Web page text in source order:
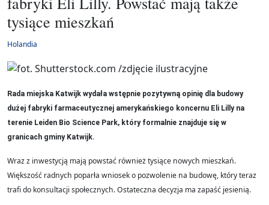
tysiące mieszkań
Holandia
Rada miejska Katwijk wydała wstępnie pozytywną opinię dla budowy
dużej fabryki farmaceutycznej amerykańskiego koncernu Eli Lilly na
terenie Leiden Bio Science Park, który formalnie znajduje się w
granicach gminy Katwijk.
Wraz z inwestycją mają powstać również tysiące nowych mieszkań.
Większość radnych poparła wniosek o pozwolenie na budowę, który teraz
trafi do konsultacji społecznych. Ostateczna decyzja ma zapaść jesienią.